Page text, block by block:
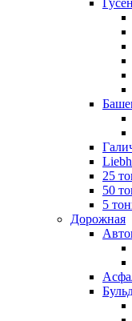
25
50
5
Дорожная